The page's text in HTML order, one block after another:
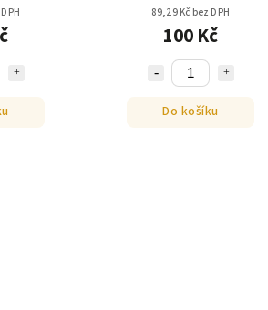
89,29 Kč bez DPH
100 Kč
Do košíku